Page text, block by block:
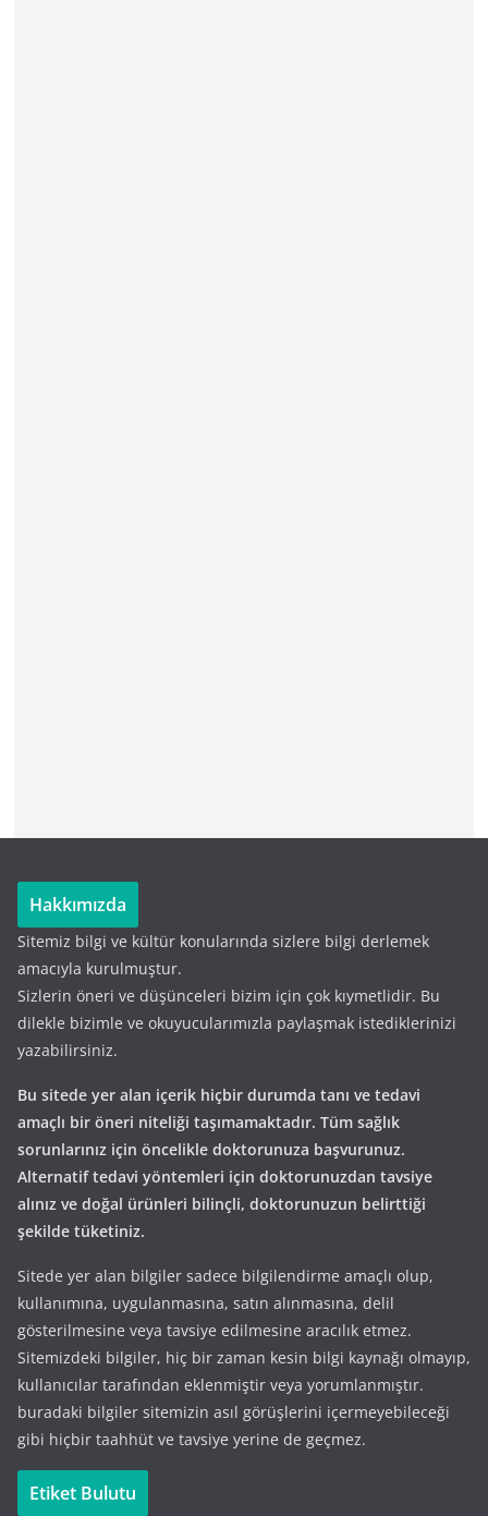
Hakkımızda
Sitemiz bilgi ve kültür konularında sizlere bilgi derlemek
amacıyla kurulmuştur.
Sizlerin öneri ve düşünceleri bizim için çok kıymetlidir. Bu
dilekle bizimle ve okuyucularımızla paylaşmak istediklerinizi
yazabilirsiniz.
Bu sitede yer alan içerik hiçbir durumda tanı ve tedavi
amaçlı bir öneri niteliği taşımamaktadır. Tüm sağlık
sorunlarınız için öncelikle doktorunuza başvurunuz.
Alternatif tedavi yöntemleri için doktorunuzdan tavsiye
alınız ve doğal ürünleri bilinçli, doktorunuzun belirttiği
şekilde tüketiniz.
Sitede yer alan bilgiler sadece bilgilendirme amaçlı olup,
kullanımına, uygulanmasına, satın alınmasına, delil
gösterilmesine veya tavsiye edilmesine aracılık etmez.
Sitemizdeki bilgiler, hiç bir zaman kesin bilgi kaynağı olmayıp,
kullanıcılar tarafından eklenmiştir veya yorumlanmıştır.
buradaki bilgiler sitemizin asıl görüşlerini içermeyebileceği
gibi hiçbir taahhüt ve tavsiye yerine de geçmez.
Etiket Bulutu